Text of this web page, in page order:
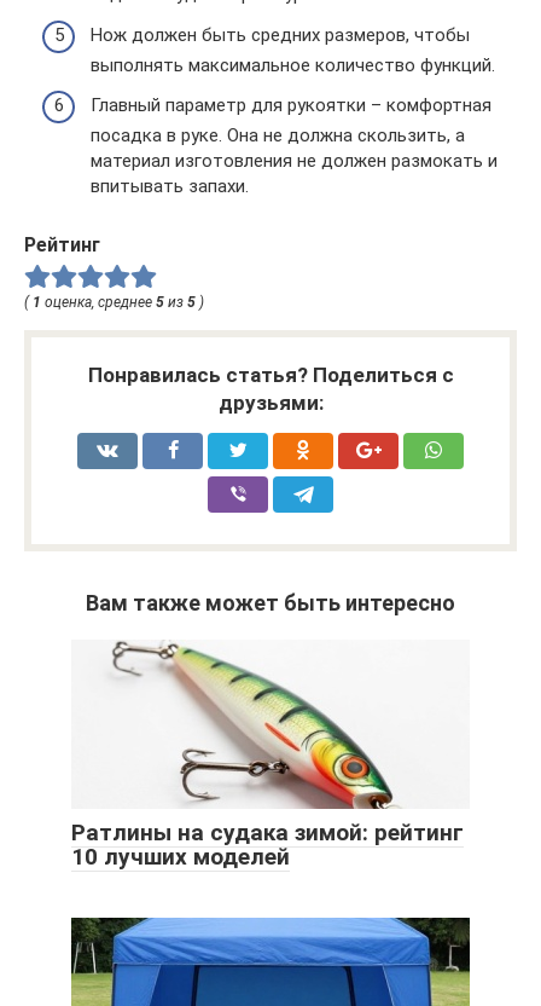
Нож должен быть средних размеров, чтобы
выполнять максимальное количество функций.
Главный параметр для рукоятки – комфортная
посадка в руке. Она не должна скользить, а
материал изготовления не должен размокать и
впитывать запахи.
Рейтинг
( 1 оценка, среднее 5 из 5 )
Понравилась статья? Поделиться с
друзьями:
Вам также может быть интересно
Ратлины на судака зимой: рейтинг
10 лучших моделей